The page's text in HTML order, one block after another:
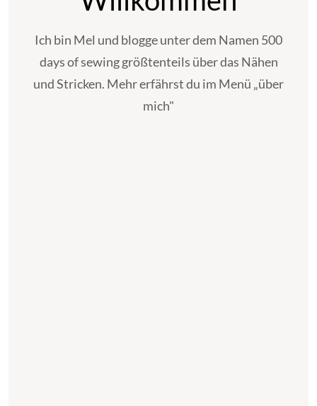
Ich bin Mel und blogge unter dem Namen 500
days of sewing größtenteils über das Nähen
und Stricken. Mehr erfährst du im Menü „über
mich"